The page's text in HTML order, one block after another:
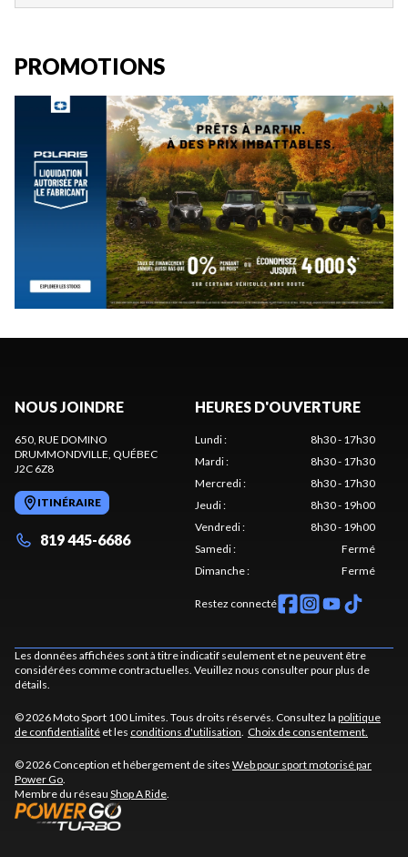
PROMOTIONS
NOUS JOINDRE
650, RUE DOMINO
DRUMMONDVILLE, QUÉBEC
J2C 6Z8
ITINÉRAIRE
819 445-6686
HEURES D'OUVERTURE
Lundi:
8h30 - 17h30
Mardi:
8h30 - 17h30
Mercredi:
8h30 - 17h30
Jeudi:
8h30 - 19h00
Vendredi:
8h30 - 19h00
Samedi:
Fermé
Dimanche: Fermé
Restez connecté
Les données affichées sont à titre indicatif seulement et ne peuvent être
considérées comme contractuelles. Veuillez nous consulter pour plus de
détails.
© 2026 Moto Sport 100 Limites. Tous droits réservés. Consultez la politique
de confidentialité et les conditions d'utilisation. Choix de consentement.
© 2026 Conception et hébergement de sites Web pour sport motorisé par
Power Go.
Membre du réseau Shop A Ride.